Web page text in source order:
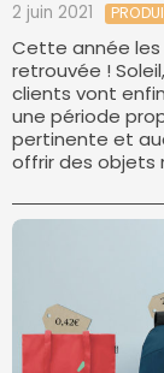
2 juin 2021
Cette année
retrouvée !
clients vont
une période
pertinente et
offrir des objets